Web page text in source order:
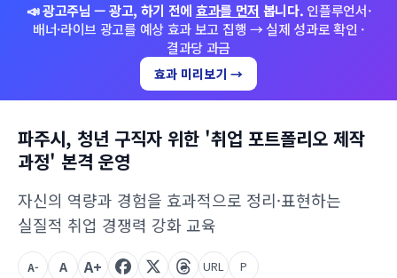
📣 광고주님 — 광고, 하기 전에 효과를 먼저 봅니다. 인플루언서·
배너·라이브 광고를 예상 효과 보고 집행 → 실제 성과로 확인 ·
결과당 과금
효과 미리보기 →
파주시, 청년 구직자 위한 '취업 포트폴리오 제작
과정' 본격 운영
자신의 역량과 경험을 효과적으로 정리·표현하는
실질적 취업 경쟁력 강화 교육
A- A A+ URL P